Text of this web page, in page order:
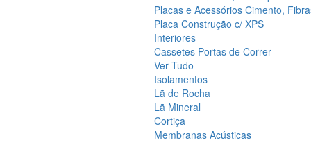
Placas e Acessórios Cimento,
Placa Construção c/ XPS
Interiores
Cassetes Portas de Correr
Ver Tudo
Isolamentos
Lã de Rocha
Lã Mineral
Cortiça
Membranas Acústicas